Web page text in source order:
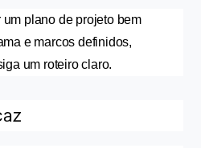
plano de projeto bem
e marcos definidos,
um roteiro claro.